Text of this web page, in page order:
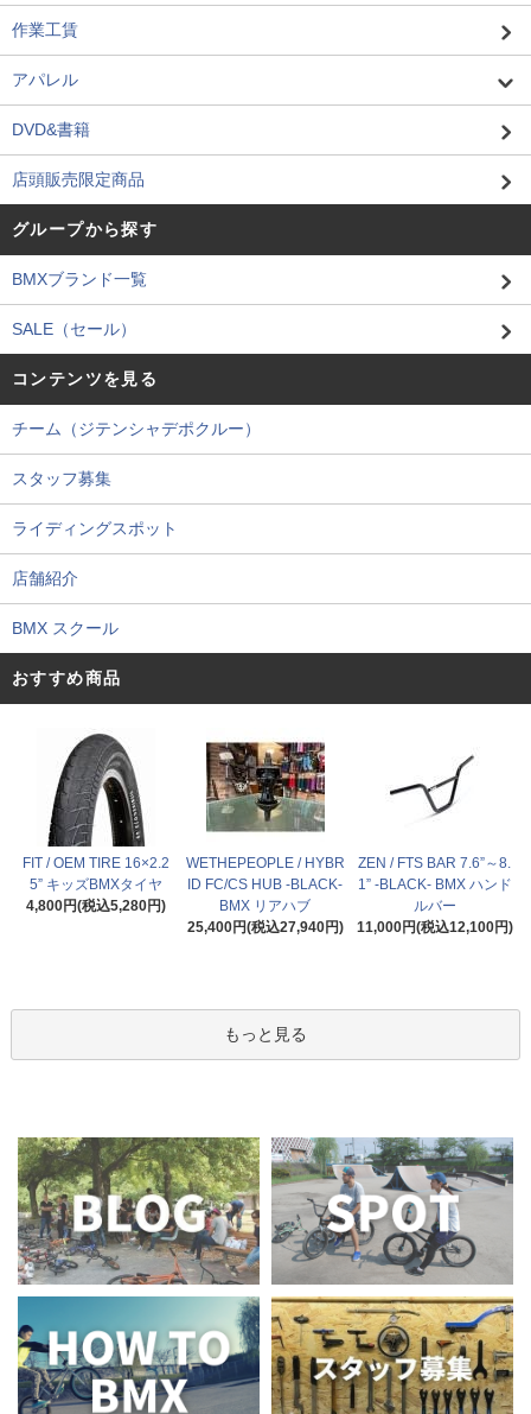
作業工賃
アパレル
DVD&書籍
店頭販売限定商品
グループから探す
BMXブランド一覧
SALE（セール）
コンテンツを見る
チーム（ジテンシャデポクルー）
スタッフ募集
ライディングスポット
店舗紹介
BMX スクール
おすすめ商品
FIT / OEM TIRE 16×2.2
5” キッズBMXタイヤ
4,800円(税込5,280円)
WETHEPEOPLE / HYBR
ID FC/CS HUB -BLACK-
BMX リアハブ
25,400円(税込27,940円)
ZEN / FTS BAR 7.6”～8.
1” -BLACK- BMX ハンド
ルバー
11,000円(税込12,100円)
もっと見る